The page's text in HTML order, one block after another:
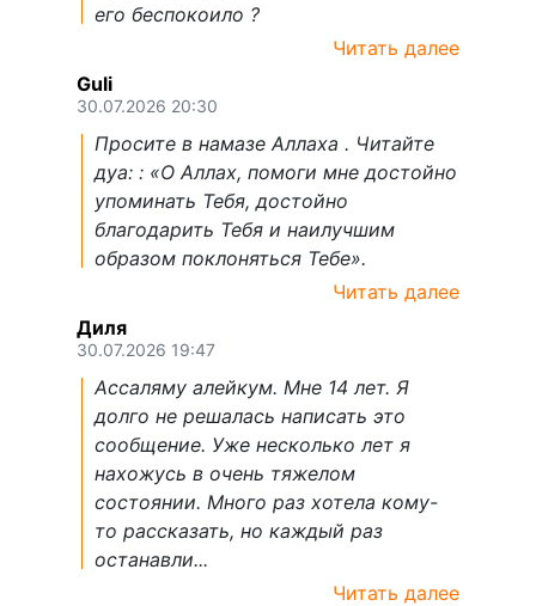
его беспокоило ?
Читать далее
Guli
30.07.2026 20:30
Просите в намазе Аллаха . Читайте
дуа: : «О Аллах, помоги мне достойно
упоминать Тебя, достойно
благодарить Тебя и наилучшим
образом поклоняться Тебе».
Читать далее
Диля
30.07.2026 19:47
Ассаляму алейкум. Мне 14 лет. Я
долго не решалась написать это
сообщение. Уже несколько лет я
нахожусь в очень тяжелом
состоянии. Много раз хотела кому-
то рассказать, но каждый раз
останавли...
Читать далее